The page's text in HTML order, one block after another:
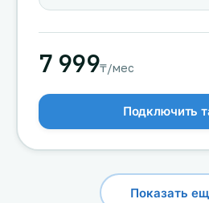
7 999₸/мес
Подключить
Показать